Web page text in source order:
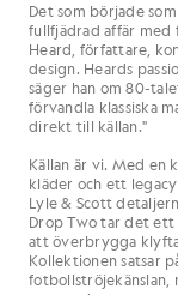
Det som började
fullfjädrad affär med
Heard, författare,
design. Heards
säger han om 80-
förvandla klassiska
direkt till källan."
Källan är vi. Med en
kläder och ett
Lyle & Scott
Drop Two tar det ett
att överbrygga
Kollektionen satsar
fotbollströjekänslan,